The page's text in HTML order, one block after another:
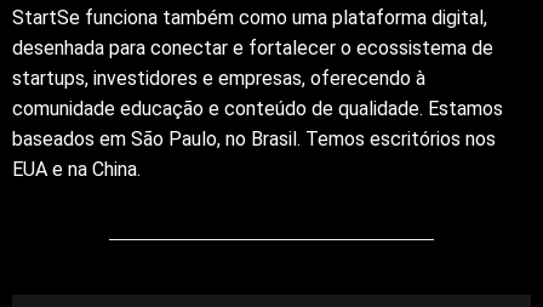
StartSe funciona também como uma plataforma digital,
desenhada para conectar e fortalecer o ecossistema de
startups, investidores e empresas, oferecendo à
comunidade educação e conteúdo de qualidade. Estamos
baseados em São Paulo, no Brasil. Temos escritórios nos
EUA e na China.